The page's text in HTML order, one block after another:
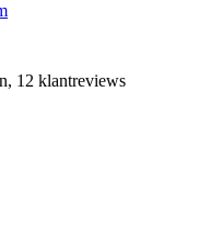
12 klantreviews